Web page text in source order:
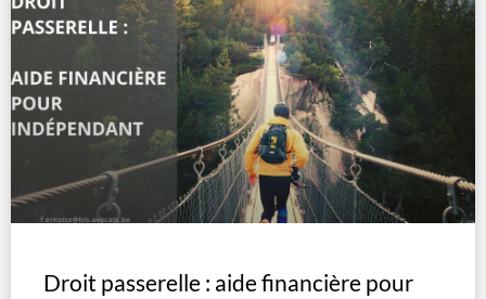
Droit passerelle : aide financière pour